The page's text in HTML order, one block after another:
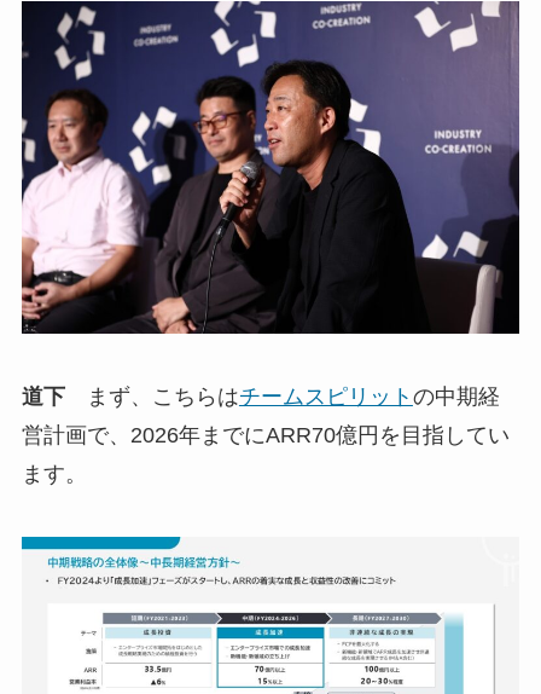
道下まず、こちらはチームスピリット の中期経
営計画で、2026年までにARR70億円を目指してい
ます。